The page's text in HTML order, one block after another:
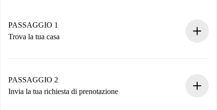
PASSAGGIO 1
Trova la tua casa
Hai tutte le informazioni necessarie in anticipo.
PASSAGGIO 2
Invia la tua richiesta di prenotazione